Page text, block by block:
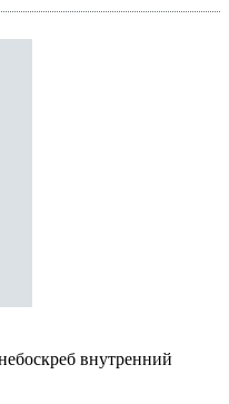
внутренний